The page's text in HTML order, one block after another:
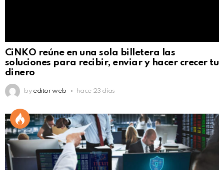
CiNKO reúne en una sola billetera las
soluciones para recibir, enviar y hacer crecer tu
dinero
by editor web hace 23 días